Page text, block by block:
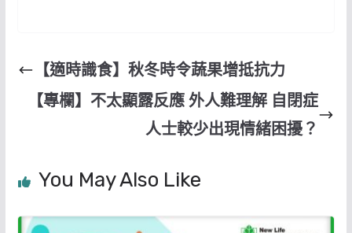
【適時識食】秋冬時令蔬果增抵抗力
【專欄】不太顯露反應 外人難理解 自閉症
人士較少出現情緒困擾？
You May Also Like